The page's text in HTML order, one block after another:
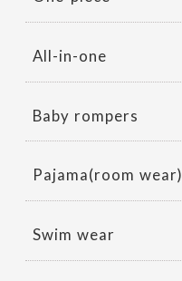
All-in-one
Baby rompers
Pajama(room wear)
Swim wear